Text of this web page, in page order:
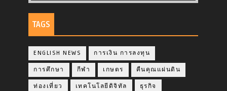
TAGS
ENGLISH NEWS การเงิน การลงทุน
การศึกษา กีฬา เกษตร คืนคุณแผ่นดิน
ท่องเที่ยว เทคโนโลยีดิจิทัล ธุรกิจ